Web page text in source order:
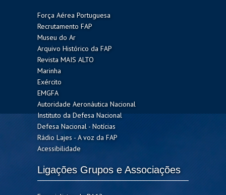
Força Aérea Portuguesa
Recrutamento FAP
Museu do Ar
Arquivo Histórico da FAP
Revista MAIS ALTO
Marinha
Exército
EMGFA
Autoridade Aeronáutica Nacional
Instituto da Defesa Nacional
Defesa Nacional - Notícias
Rádio Lajes - A voz da FAP
Acessibilidade
Ligações Grupos e Associações